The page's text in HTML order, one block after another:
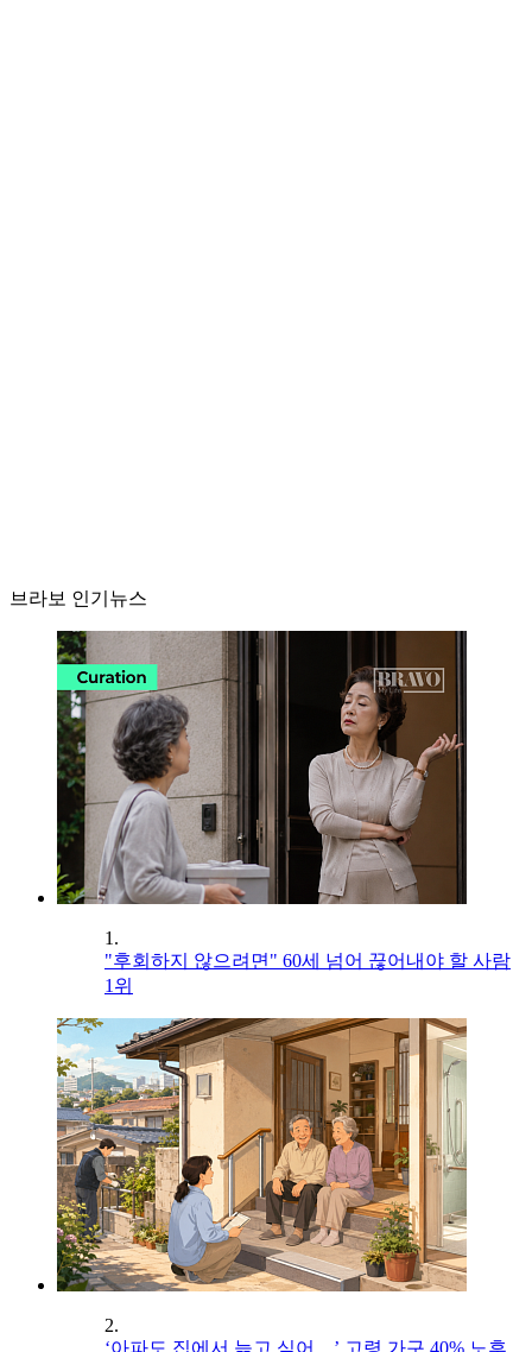
브라보 인기뉴스
1.
"후회하지 않으려면" 60세 넘어 끊어내야 할 사람
1위
2.